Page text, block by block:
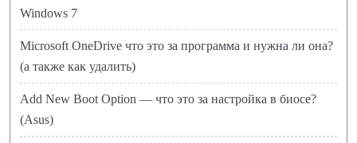
Windows 7
Microsoft OneDrive что это за программа и нужна ли она?
(а также как удалить)
Add New Boot Option — что это за настройка в биосе?
(Asus)